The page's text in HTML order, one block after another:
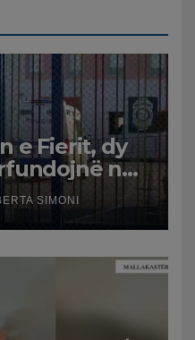
e Fierit, dy
në
SIMONI